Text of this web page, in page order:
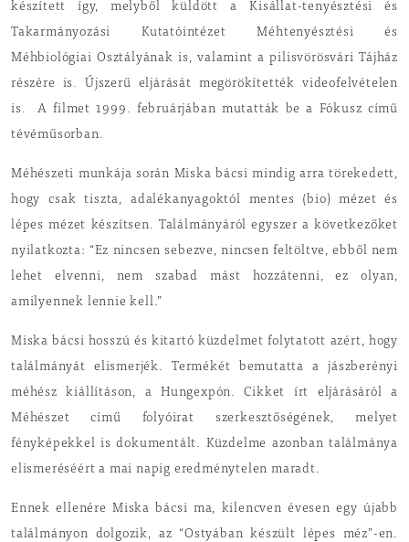
készített így, melyből küldött a Kisállat-tenyésztési és
Takarmányozási Kutatóintézet Méhtenyésztési és
Méhbiológiai Osztályának is, valamint a pilisvörösvári Tájház
részére is. Újszerű eljárását megörökítették videofelvételen
is. A filmet 1999. februárjában mutatták be a Fókusz című
tévéműsorban.
Méhészeti munkája során Miska bácsi mindig arra törekedett,
hogy csak tiszta, adalékanyagoktól mentes (bio) mézet és
lépes mézet készítsen. Találmányáról egyszer a következőket
nyilatkozta: “Ez nincsen sebezve, nincsen feltöltve, ebből nem
lehet elvenni, nem szabad mást hozzátenni, ez olyan,
amilyennek lennie kell.”
Miska bácsi hosszú és kitartó küzdelmet folytatott azért, hogy
találmányát elismerjék. Termékét bemutatta a jászberényi
méhész kiállításon, a Hungexpón. Cikket írt eljárásáról a
Méhészet című folyóirat szerkesztőségének, melyet
fényképekkel is dokumentált. Küzdelme azonban találmánya
elismeréséért a mai napig eredménytelen maradt.
Ennek ellenére Miska bácsi ma, kilencven évesen egy újabb
találmányon dolgozik, az “Ostyában készült lépes méz”-en.